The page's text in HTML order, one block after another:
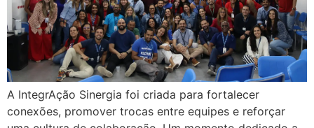
A IntegrAção Sinergia foi criada para fortalecer
conexões, promover trocas entre equipes e reforçar